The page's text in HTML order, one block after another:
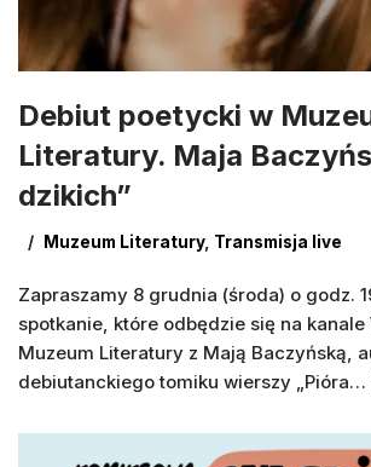
Debiut poetycki w
Literatury. Maja
dzikich”
Muzeum Literatury, Transmisja live
Zapraszamy 8 grudnia (środa) o godz.
spotkanie, które odbędzie się na kanale
Muzeum Literatury z Mają Baczyńską,
debiutanckiego tomiku wierszy „Pióra…